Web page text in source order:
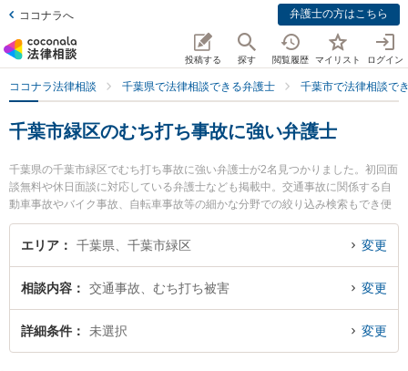
ココナラへ 弁護士の方はこちら
投稿する 探す 閲覧履歴 マイリスト ログイン
ココナラ法律相談 千葉県で法律相談できる弁護士 千葉市で法律相談で
千葉市緑区のむち打ち事故に強い弁護士
千葉県の千葉市緑区でむち打ち事故に強い弁護士が2名見つかりました。初回面
談無料や休日面談に対応している弁護士なども掲載中。交通事故に関係する自
動車事故やバイク事故、自転車事故等の細かな分野での絞り込み検索もでき便
利です。特におゆみ野法律事務所の内山 傑史弁護士や弁護士吉田貴行法律事務
所の吉田 貴行弁護士のプロフィール情報や弁護士費用、強みなどが注目されて
弁護士を検索したい』『初回相談無料でむち打ち事故を法律相談できる千葉市
緑区内の弁護士に相談予約したい』などでお困りの相談者さんにおすすめで
す。
エリア 千葉県、千葉市緑区 変更
相談内容 交通事故、むち打ち被害 変更
詳細条件 未選択 変更